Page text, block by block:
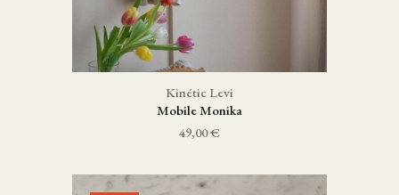
Kinétic Levi
Mobile Monika
49,00 €